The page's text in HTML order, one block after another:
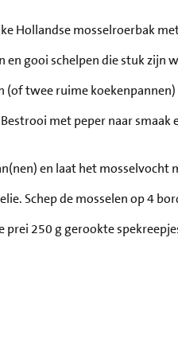
Hollandse mosselroerbak
en gooi schelpen die stuk zijn
(of twee ruime
met peper naar
en laat het mosselvocht
Schep de mosselen op 4
prei 250 g gerookte